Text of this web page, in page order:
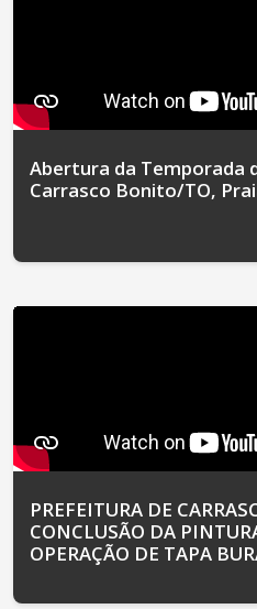
Abertura da Temporada
Carrasco Bonito/TO,
PREFEITURA DE
CONCLUSÃO DA
OPERAÇÃO DE TAPA